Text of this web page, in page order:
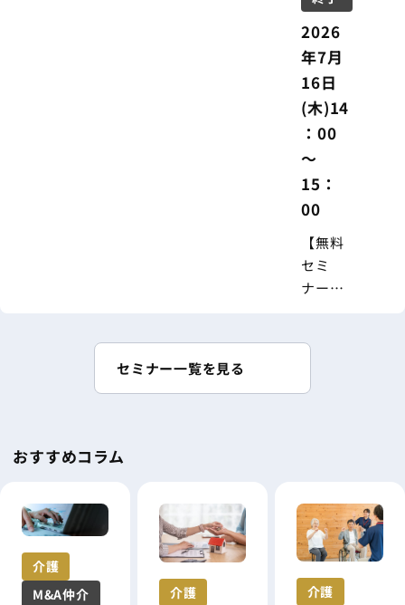
践ポイ
ント ―
2026
年7月
16日
(木)14
：00
～
15：
00
【無料
セミ
ナー】
め方
セミナー一覧を見る
おすすめコラム
介護
M&A仲介
介護
介護